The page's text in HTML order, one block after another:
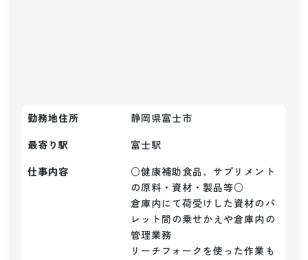
勤務地住所
静岡県富士市
最寄り駅
富士駅
仕事内容
○健康補助食品、サプリメント
の原料・資材・製品等○
倉庫内にて荷受けした資材のパ
レット間の乗せかえや倉庫内の
管理業務
リーチフォークを使った作業も